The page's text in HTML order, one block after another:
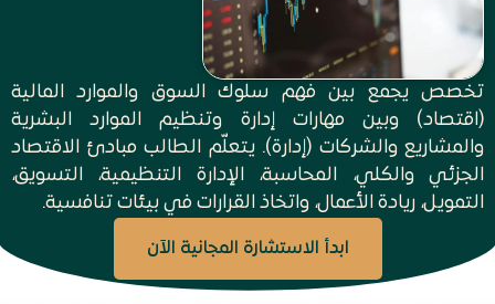
تخصص يجمع بين فهم سلوك السوق والموارد المالية
(اقتصاد) وبين مهارات إدارة وتنظيم الموارد البشرية
والمشاريع والشركات (إدارة). يتعلّم الطالب مبادئ الاقتصاد
الجزئي والكلي، المحاسبة، الإدارة التنظيمية، التسويق،
التمويل، ريادة الأعمال، واتخاذ القرارات في بيئات تنافسية.
ابدأ الاستشارة المجانية الآن